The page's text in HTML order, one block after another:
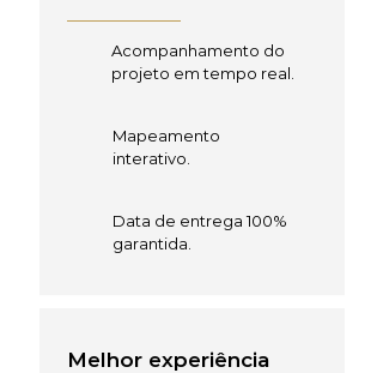
Acompanhamento do
projeto em tempo real.
Mapeamento
interativo.
Data de entrega 100%
garantida.
Melhor experiência